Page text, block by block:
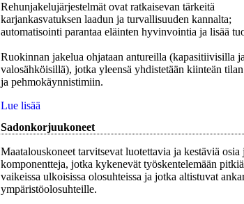
Rehunjakelujärjestelmät ovat ratkaisevan tärkeitä
karjankasvatuksen laadun ja turvallisuuden kannalta;
automatisointi parantaa eläinten hyvinvointia ja lisää
Ruokinnan jakelua ohjataan antureilla (kapasitiivisilla ja
valosähköisillä), jotka yleensä yhdistetään kiinteän
ja pehmokäynnistimiin.
Lue lisää
Sadonkorjuukoneet
Maatalouskoneet tarvitsevat luotettavia ja kestäviä osia
komponentteja, jotka kykenevät työskentelemään
vaikeissa ulkoisissa olosuhteissa ja jotka altistuvat
ympäristöolosuhteille.